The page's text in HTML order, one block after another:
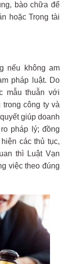
bào chữa để
hoặc Trọng tài
nếu không am
pháp luật. Do
thuẫn với
công ty và
giúp doanh
pháp lý; đồng
các thủ tục,
thì Luật Vạn
việc theo đúng